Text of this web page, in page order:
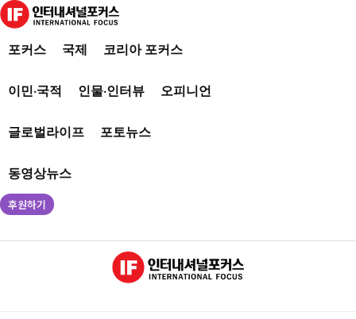
포커스 국제 코리아 포커스
이민·국적 인물·인터뷰 오피니언
글로벌라이프 포토뉴스
동영상뉴스
후원하기